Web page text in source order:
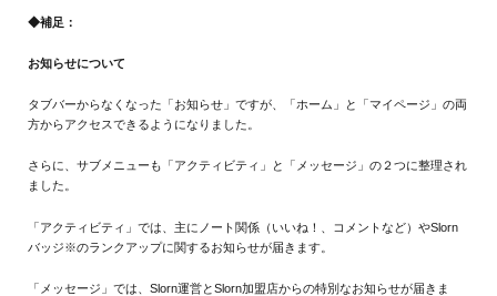
◆補足：
お知らせについて
タブバーからなくなった「お知らせ」ですが、「ホーム」と「マイページ」の両
方からアクセスできるようになりました。
さらに、サブメニューも「アクティビティ」と「メッセージ」の２つに整理され
ました。
「アクティビティ」では、主にノート関係（いいね！、コメントなど）やSlorn
バッジ※のランクアップに関するお知らせが届きます。
「メッセージ」では、Slorn運営とSlorn加盟店からの特別なお知らせが届きま